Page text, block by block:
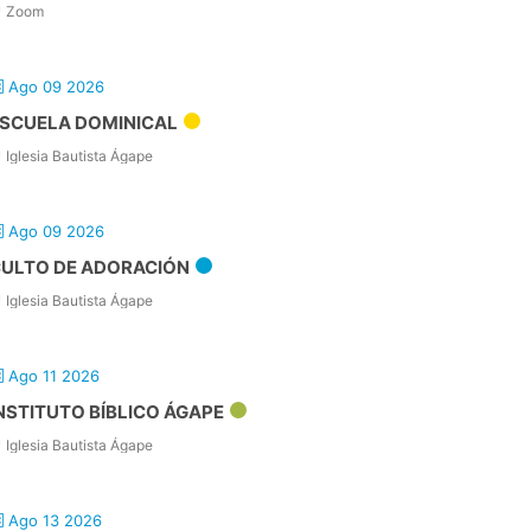
Zoom
Ago 09 2026
DOMINICAL
Iglesia Bautista Ágape
Ago 09 2026
DE ADORACIÓN
Iglesia Bautista Ágape
Ago 11 2026
BÍBLICO ÁGAPE
Iglesia Bautista Ágape
Ago 13 2026